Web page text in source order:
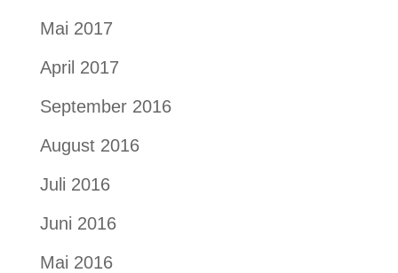
Mai 2017
April 2017
September 2016
August 2016
Juli 2016
Juni 2016
Mai 2016